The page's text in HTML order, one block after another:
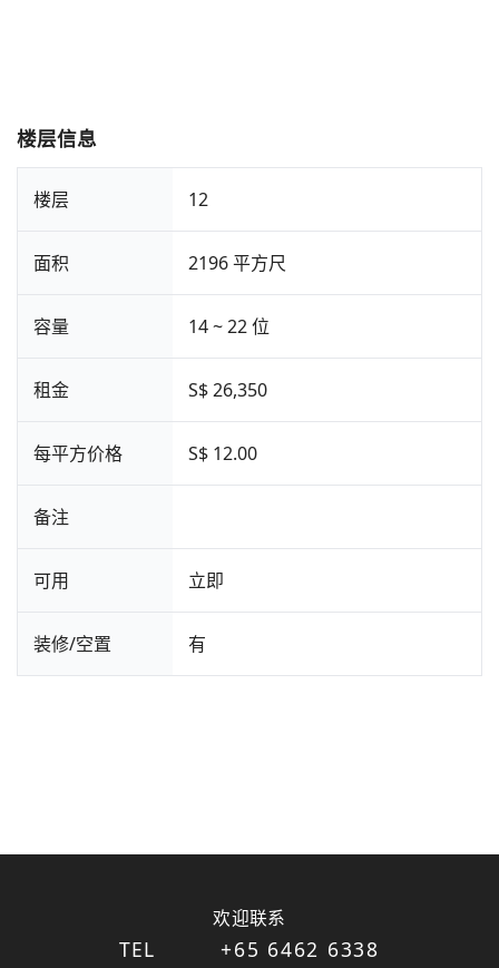
楼层信息
楼层 12
面积 2196 平方尺
容量 14 ~ 22 位
租金 S$ 26,350
每平方价格 S$ 12.00
备注
可用 立即
装修/空置 有
欢迎联系
TEL
+65 6462 6338